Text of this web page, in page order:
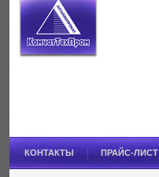
КОНТАКТЫ ПРАЙС-ЛИСТ